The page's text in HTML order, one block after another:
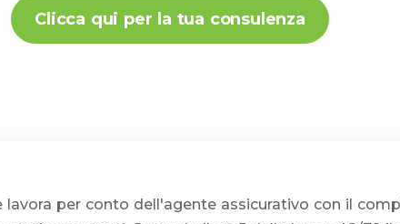
Clicca qui per la tua consulenza
lavora per conto dell'agente assicurativo con il